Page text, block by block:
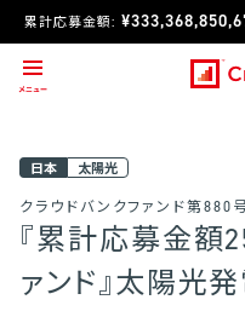
累計応募金額:
日本 太陽光
クラウドバンクファンド第880
『累計応募金額
ァンド』太陽光